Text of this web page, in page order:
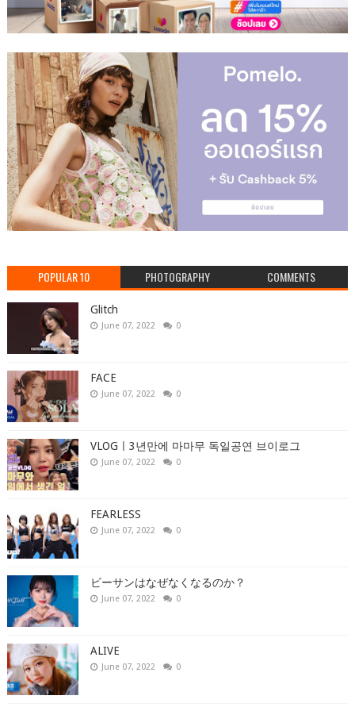
POPULAR 10 PHOTOGRAPHY COMMENTS
Glitch
June 07, 2022 0
FACE
June 07, 2022 0
VLOGㅣ3년만에 마마무 독일공연 브이로그
June 07, 2022 0
FEARLESS
June 07, 2022 0
ビーサンはなぜなくなるのか？
June 07, 2022 0
ALIVE
June 07, 2022 0